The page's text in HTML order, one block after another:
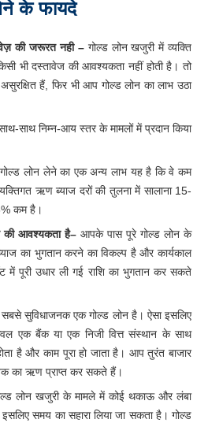
की जरूरत नही–गोल्ड लोन खजुरी में व्यक्ति
भी दस्तावेज की आवश्यकता नहीं होती है। तो
हैं, फिर भी आप गोल्ड लोन का लाभ उठा
साथ निम्न-आय स्तर के मामलों में प्रदान किया
लोन लेने का एक अन्य लाभ यह है कि वे कम
ऋण ब्याज दरों की तुलना में सालाना 15-
कम है।
की आवश्यकता है–आपके पास पूरे गोल्ड लोन के
का भुगतान करने का विकल्प है और कार्यकाल
पूरी उधार ली गई राशि का भुगतान कर सकते
सुविधाजनक एक गोल्ड लोन है। ऐसा इसलिए
एक बैंक या एक निजी वित्त संस्थान के साथ
है और काम पूरा हो जाता है। आप तुरंत बाजार
का ऋण प्राप्त कर सकते हैं।
लोन खजुरी के मामले में कोई थकाऊ और लंबा